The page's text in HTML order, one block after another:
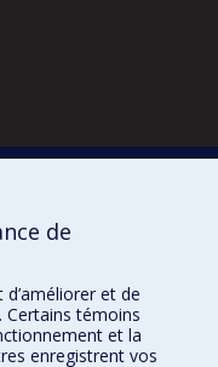
de
et de
Certains témoins
et la
enregistrent vos